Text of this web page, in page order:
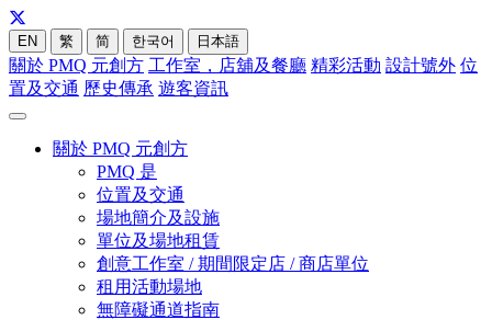
EN 繁 简 한국어 日本語
關於 PMQ 元創方 工作室，店舖及餐廳 精彩活動 設計號外 位
置及交通 歷史傳承 遊客資訊
關於 PMQ 元創方
PMQ 是
位置及交通
場地簡介及設施
單位及場地租賃
創意工作室 / 期間限定店 / 商店單位
租用活動場地
無障礙通道指南